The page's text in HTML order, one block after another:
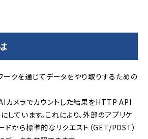
ークを通じてデータをやり取りするための
カメラでカウントした結果をHTTP API
しています。これにより、外部のアプリケ
ドから標準的なリクエスト（GET/POST）